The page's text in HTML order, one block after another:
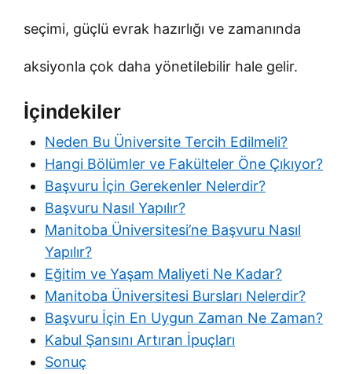
seçimi, güçlü evrak hazırlığı ve zamanında
aksiyonla çok daha yönetilebilir hale gelir.
İçindekiler
Neden Bu Üniversite Tercih Edilmeli?
Hangi Bölümler ve Fakülteler Öne Çıkıyor?
Başvuru İçin Gerekenler Nelerdir?
Başvuru Nasıl Yapılır?
Manitoba Üniversitesi’ne Başvuru Nasıl
Yapılır?
Eğitim ve Yaşam Maliyeti Ne Kadar?
Manitoba Üniversitesi Bursları Nelerdir?
Başvuru İçin En Uygun Zaman Ne Zaman?
Kabul Şansını Artıran İpuçları
Sonuç